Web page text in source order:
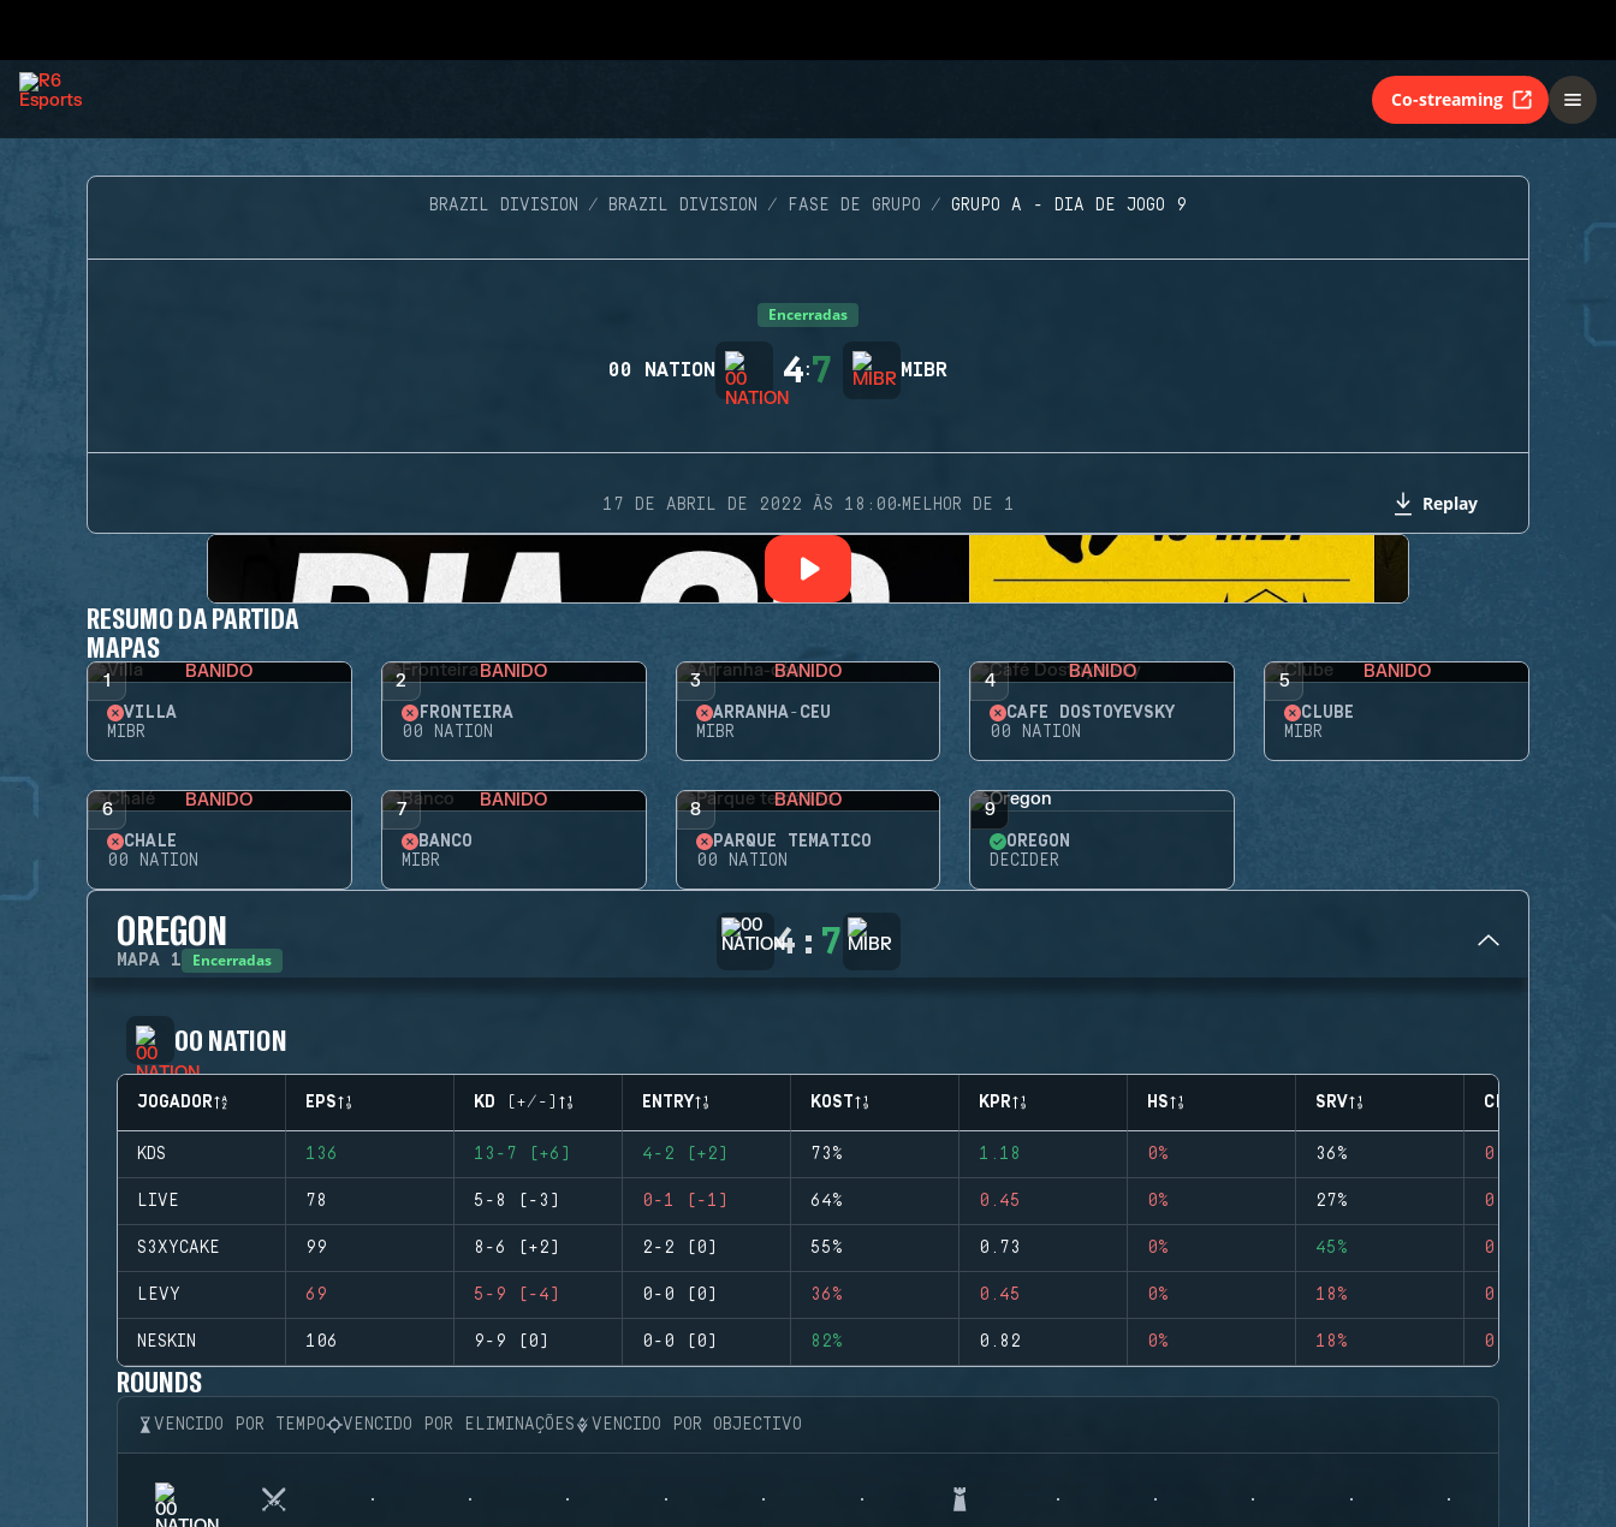
Co-streaming
BRAZIL DIVISION BRAZIL DIVISION FASE DE GRUPO GRUPO A - DIA DE JOGO 9
Encerradas
00 NATION 4:7 MIBR
17 DE ABRIL DE 2022 ÀS 18:00·MELHOR DE 1 Replay
RESUMO DA PARTIDA
MAPAS
1 BANIDO
VILLA
MIBR
2 BANIDO
FRONTEIRA
00 NATION
3 BANIDO
ARRANHA-CÉU
MIBR
4 BANIDO
CAFÉ DOSTOYEVSKY
00 NATION
5 BANIDO
CLUBE
MIBR
6 BANIDO
CHALÉ
00 NATION
7 BANIDO
BANCO
MIBR
8 BANIDO
PARQUE TEMÁTICO
00 NATION
9
OREGON
DECIDER
OREGON
MAPA 1 Encerradas 4 : 7
00 NATION
JOGADOR EPS KD (+/-) ENTRY KOST KPR HS SRV CLUTCHES
KDS 136 13-7 (+6) 4-2 (+2) 73% 1.18 0% 36% 0
LIVE 78 5-8 (-3) 0-1 (-1) 64% 0.45 0% 27% 0
S3XYCAKE 99 8-6 (+2) 2-2 (0) 55% 0.73 0% 45% 0
LEVY 69 5-9 (-4) 0-0 (0) 36% 0.45 0% 18% 0
NESKIN 106 9-9 (0) 0-0 (0) 82% 0.82 0% 18% 0
ROUNDS
VENCIDO POR TEMPO VENCIDO POR ELIMINAÇÕES VENCIDO POR OBJECTIVO